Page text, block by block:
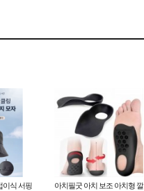
이식 서핑
아치필굿 아치 보조 아치형 깔